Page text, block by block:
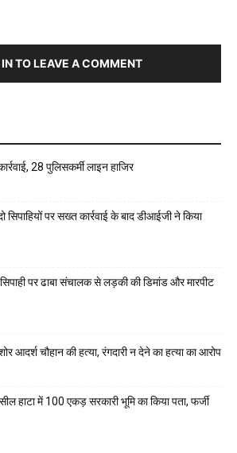
TO LEAVE A COMMENT
28 पुलिसकर्मी लाइन हाजिर
पर सख्त कार्रवाई के बाद डीआईजी ने किया
पर ढाबा संचालक से लड़की की डिमांड और मारपीट
आदर्श चौहान की हत्या, रंगदारी न देने का हत्या का आरोप
हाटा में 100 एकड़ सरकारी भूमि का किया पता, फर्जी